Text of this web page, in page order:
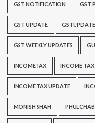
GST NOTIFICATION GST
GST UPDATE GSTUPDATE
GST WEEKLY UPDATES
INCOMETAX INCOME TAX
INCOME TAX UPDATE
MONISH SHAH PHULCHAB